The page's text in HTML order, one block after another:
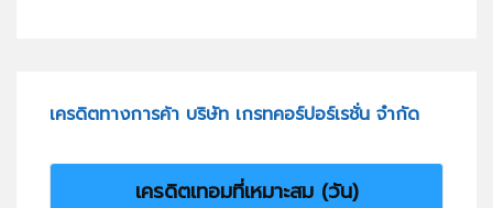
เครดิตทางการค้า บริษัท เกรทคอร์ปอร์เรชั่น จำกัด
เครดิตเทอมที่เหมาะสม (วัน)